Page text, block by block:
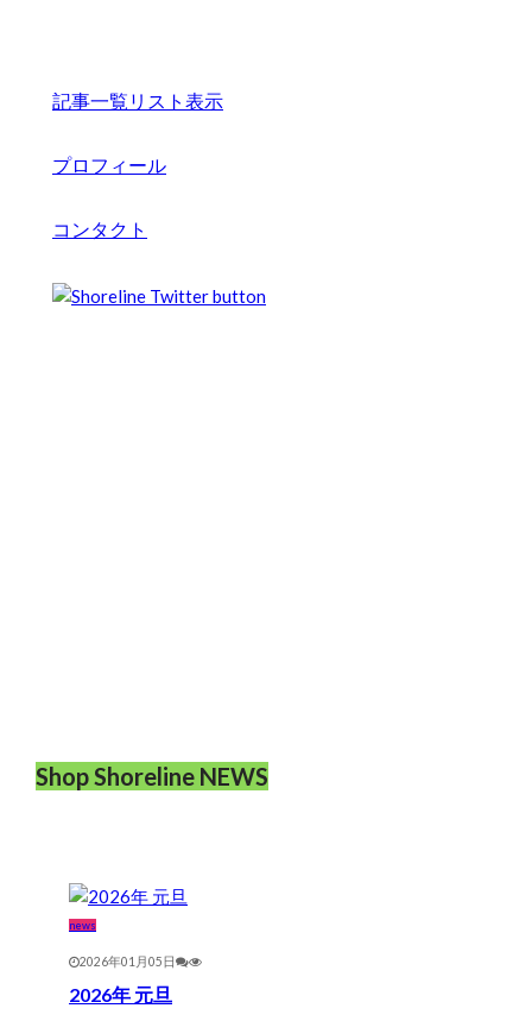
記事一覧リスト表示
プロフィール
コンタクト
Shop Shoreline NEWS
news
2026年01月05日
2026年 元旦